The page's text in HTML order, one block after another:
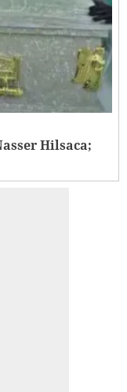
Hilsaca;